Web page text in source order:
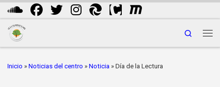
Saltar al contenido
Search
Inicio » Noticias del centro » Noticia » Día de la Lectura